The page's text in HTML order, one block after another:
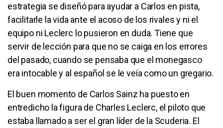
estrategia se diseñó para ayudar a Carlos en pista,
facilitarle la vida ante el acoso de los rivales y ni el
equipo ni Leclerc lo pusieron en duda. Tiene que
servir de lección para que no se caiga en los errores
del pasado, cuando se pensaba que el monegasco
era intocable y al español se le veía como un gregario.
El buen momento de Carlos Sainz ha puesto en
entredicho la figura de Charles Leclerc, el piloto que
estaba llamado a ser el gran líder de la Scuderia. El